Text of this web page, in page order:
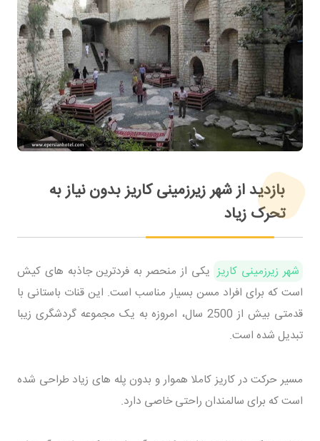
بازدید از شهر زیرزمینی کاریز بدون نیاز به
تحرک زیاد
شهر زیرزمینی کاریز یکی از منحصر به فردترین جاذبه های کیش
است که برای افراد مسن بسیار مناسب است. این قنات باستانی با
قدمتی بیش از 2500 سال، امروزه به یک مجموعه گردشگری زیبا
تبدیل شده است.
مسیر حرکت در کاریز کاملا هموار و بدون پله های زیاد طراحی شده
است که برای سالمندان راحتی خاصی دارد.